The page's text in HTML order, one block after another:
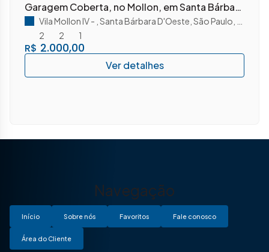
Garagem Coberta, no Mollon, em Santa Bárbara
D'Oeste
R$ 2.000,00
Vila Mollon IV Santa Bárbara D'Oeste São Paulo
2
2 1
Navegação
Início Sobre nós Favoritos Fale conosco
Área do Cliente